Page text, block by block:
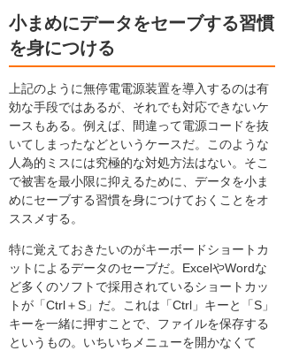
小まめにデータをセーブする習慣
を身につける
上記のように無停電電源装置を導入するのは有
効な手段ではあるが、それでも対応できないケ
ースもある。例えば、間違って電源コードを抜
いてしまったなどというケースだ。このような
人為的ミスには究極的な対処方法はない。そこ
で被害を最小限に抑えるために、データを小ま
めにセーブする習慣を身につけておくことをオ
ススメする。
特に覚えておきたいのがキーボードショートカ
ットによるデータのセーブだ。ExcelやWordな
ど多くのソフトで採用されているショートカッ
トが「Ctrl＋S」だ。これは「Ctrl」キーと「S」
キーを一緒に押すことで、ファイルを保存する
というもの。いちいちメニューを開かなくて